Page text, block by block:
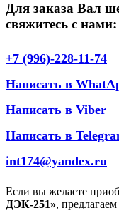
Для заказа Вал
свяжитесь с нами:
+7 (996)-228-11-74
Написать в
Написать в Viber
Написать в
int174@yandex.ru
Если вы желаете
ДЭК-251»,